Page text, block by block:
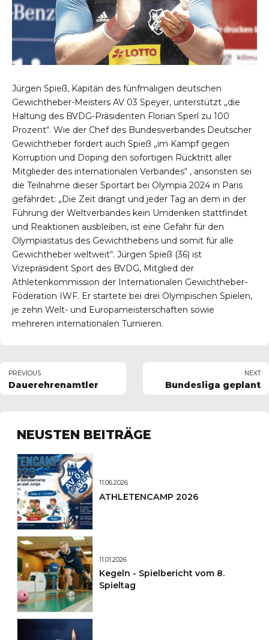
Jürgen Spieß, Kapitän des fünfmaligen deutschen
Gewichtheber-Meisters AV 03 Speyer, unterstützt „die
Haltung des BVDG-Präsidenten Florian Sperl zu 100
Prozent“. Wie der Chef des Bundesverbandes Deutscher
Gewichtheber fordert auch Spieß „im Kampf gegen
Korruption und Doping den sofortigen Rücktritt aller
Mitglieder des internationalen Verbandes“ , ansonsten sei
die Teilnahme dieser Sportart bei Olympia 2024 in Paris
gefährdet: „Die Zeit drängt und jeder Tag an dem in der
Führung der Weltverbandes kein Umdenken stattfindet
und Reaktionen ausbleiben, ist eine Gefahr für den
Olympiastatus des Gewichthebens und somit für alle
Gewichtheber weltweit“. Jürgen Spieß (36) ist
Vizepräsident Sport des BVDG, Mitglied der
Athletenkommission der Internationalen Gewichtheber-
Föderation IWF. Er startete bei drei Olympischen Spielen,
je zehn Welt- und Europameisterschaften sowie
mehreren internationalen Turnieren.
PREVIOUS
Dauerehrenamtler
NEXT
Bundesliga geplant
NEUSTEN BEITRÄGE
11.06.2026
ATHLETENCAMP 2026
11.01.2026
Kegeln - Spielbericht vom 8.
Spieltag